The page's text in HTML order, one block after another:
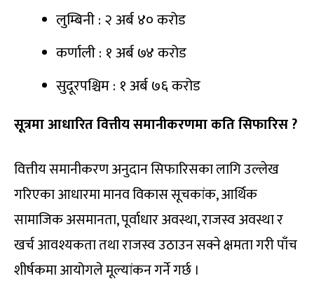
लुम्बिनी : २ अर्ब ४० करोड
कर्णाली : १ अर्ब ७४ करोड
सुदूरपश्चिम : १ अर्ब ७६ करोड
सूत्रमा आधारित वित्तीय समानीकरणमा कति सिफारिस ?
वित्तीय समानीकरण अनुदान सिफारिसका लागि उल्लेख
गरिएका आधारमा मानव विकास सूचकांक, आर्थिक
सामाजिक असमानता, पूर्वाधार अवस्था, राजस्व अवस्था र
खर्च आवश्यकता तथा राजस्व उठाउन सक्ने क्षमता गरी पाँच
शीर्षकमा आयोगले मूल्यांकन गर्ने गर्छ ।